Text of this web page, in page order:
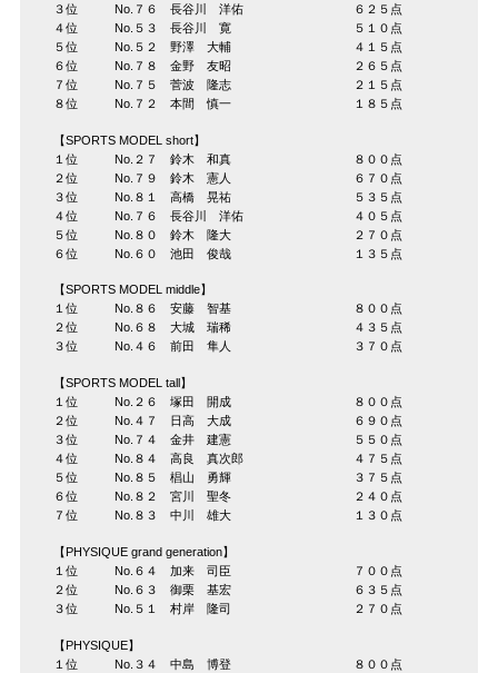
３位 No.７６ 長谷川 洋佑 ６２５点
４位 No.５３ 長谷川 寛 ５１０点
５位 No.５２ 野澤 大輔 ４１５点
６位 No.７８ 金野 友昭 ２６５点
７位 No.７５ 菅波 隆志 ２１５点
８位 No.７２ 本間 慎一 １８５点
【SPORTS MODEL short】
１位 No.２７ 鈴木 和真 ８００点
２位 No.７９ 鈴木 憲人 ６７０点
３位 No.８１ 高橋 晃祐 ５３５点
４位 No.７６ 長谷川 洋佑 ４０５点
５位 No.８０ 鈴木 隆大 ２７０点
６位 No.６０ 池田 俊哉 １３５点
【SPORTS MODEL middle】
１位 No.８６ 安藤 智基 ８００点
２位 No.６８ 大城 瑞稀 ４３５点
３位 No.４６ 前田 隼人 ３７０点
【SPORTS MODEL tall】
１位 No.２６ 塚田 開成 ８００点
２位 No.４７ 日高 大成 ６９０点
３位 No.７４ 金井 建憲 ５５０点
４位 No.８４ 高良 真次郎 ４７５点
５位 No.８５ 椙山 勇輝 ３７５点
６位 No.８２ 宮川 聖冬 ２４０点
７位 No.８３ 中川 雄大 １３０点
【PHYSIQUE grand generation】
１位 No.６４ 加来 司臣 ７００点
２位 No.６３ 御栗 基宏 ６３５点
３位 No.５１ 村岸 隆司 ２７０点
【PHYSIQUE】
１位 No.３４ 中島 博登 ８００点